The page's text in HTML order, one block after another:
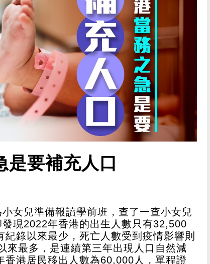
是要補充人口
女兒準備報讀學前班，查了一查小女兒
現2022年香港的出生人數只有32,500
紀錄以來最少，死亡人數受到疫情影響則
來最多，是連續第三年出現人口自然減
香港居民移出人數為60,000人，單程證